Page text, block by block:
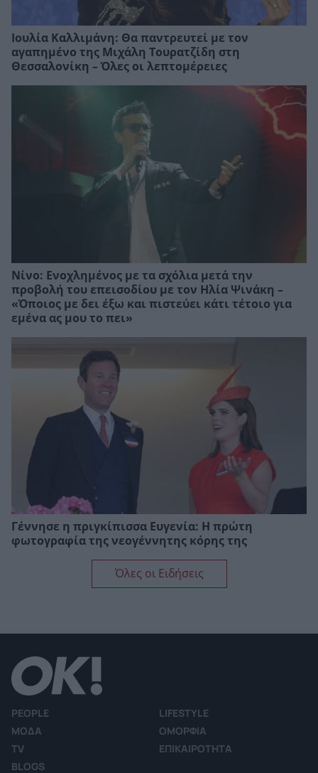
Ιουλία Καλλιμάνη: Θα παντρευτεί με τον
αγαπημένο της Μιχάλη Τουρατζίδη στη
Θεσσαλονίκη – Όλες οι λεπτομέρειες
Νίνο: Ενοχλημένος με τα σχόλια μετά την
προβολή του επεισοδίου με τον Ηλία Ψινάκη –
«Όποιος με δει έξω και πιστεύει κάτι τέτοιο για
εμένα ας μου το πει»
Γέννησε η πριγκίπισσα Ευγενία: Η πρώτη
φωτογραφία της νεογέννητης κόρης της
Όλες οι Ειδήσεις
PEOPLE
LIFESTYLE
ΜΟΔΑ
ΟΜΟΡΦΙΑ
TV
ΕΠΙΚΑΙΡΟΤΗΤΑ
BLOGS